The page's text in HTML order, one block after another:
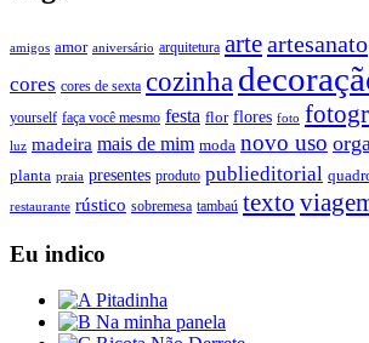
amigos amor aniversário arquitetura arteartesanato
cores cores de sexta cozinha
yourself faça você mesmo festa flor flores foto
luz madeira mais de mim moda novo uso
planta praia presentes produto publieditorial
restaurante rústico sobremesa tambaú texto
Eu indico